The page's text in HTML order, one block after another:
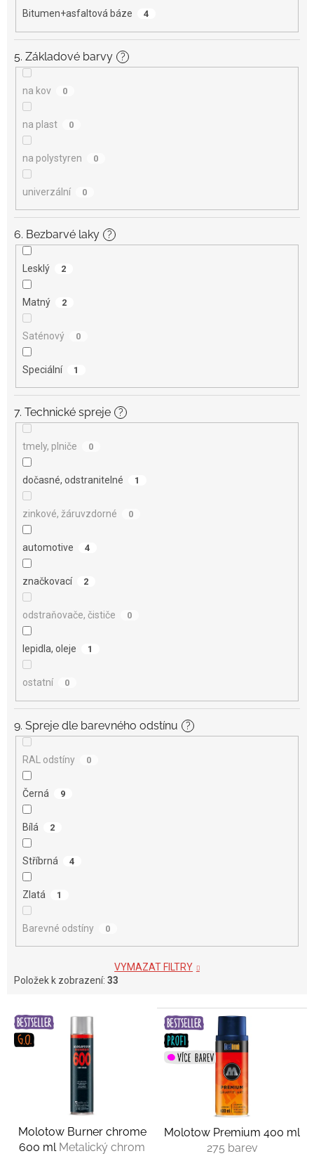
Bitumen+asfaltová báze 4
5. Základové barvy ?
na kov 0
na plast 0
na polystyren 0
univerzální 0
6. Bezbarvé laky ?
Lesklý 2
Matný 2
Saténový 0
Speciální 1
7. Technické spreje ?
tmely, plniče 0
dočasné, odstranitelné 1
zinkové, žáruvzdorné 0
automotive 4
značkovací 2
odstraňovače, čističe 0
lepidla, oleje 1
ostatní 0
9. Spreje dle barevného odstínu ?
RAL odstíny 0
Černá 9
Bílá 2
Stříbrná 4
Zlatá 1
Barevné odstíny 0
VYMAZAT FILTRY
Položek k zobrazení: 33
V
p
Molotow Burner chrome
600 ml Metalický chrom
Molotow Premium 400 ml
275 barev